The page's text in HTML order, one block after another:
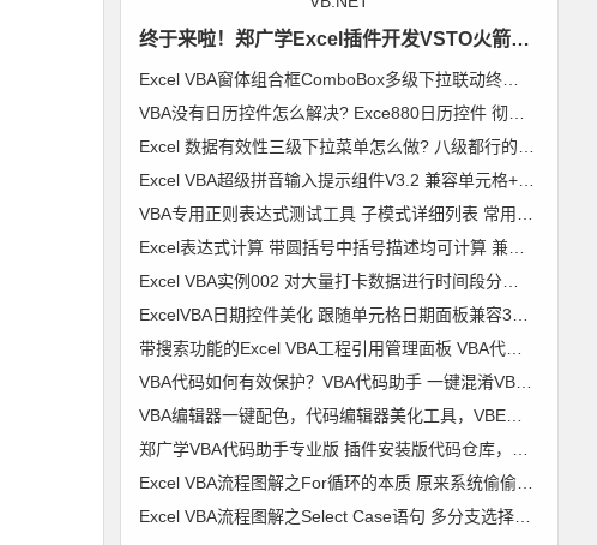
终于来啦！郑广学Excel插件开发VSTO火箭速成班-VB.NET
Excel VBA窗体组合框ComboBox多级下拉联动终极解决方案 无限级别逐级加载 类模块通用组件
VBA没有日历控件怎么解决? Exce880日历控件 彻底解决日历控件兼容问题 郑广学作品
Excel 数据有效性三级下拉菜单怎么做? 八级都行的无限级别下拉菜单级联列表 VBA通用组件使用说明
Excel VBA超级拼音输入提示组件V3.2 兼容单元格+控件+窗体 郑广学 VBA 拼音输入提示
VBA专用正则表达式测试工具 子模式详细列表 常用表达式及标准正则代码模块 郑广学 作品 图文
Excel表达式计算 带圆括号中括号描述均可计算 兼容64位Excel 支持超过255字符【VIP视频教程】VBA精彩实例006
Excel VBA实例002 对大量打卡数据进行时间段分组 考勤时间段划分【VIP视频教程】
ExcelVBA日期控件美化 跟随单元格日期面板兼容32位+64位及WPS 窗体 日历控件 窗体跟随单元格代码 图文
带搜索功能的Excel VBA工程引用管理面板 VBA代码助手专业版最新功能
VBA代码如何有效保护？VBA代码助手 一键混淆VBA代码 变成你自己也不认识的样子
VBA编辑器一键配色，代码编辑器美化工具，VBE颜色修改器 VBA颜色修改器 软件使用详解
郑广学VBA代码助手专业版 插件安装版代码仓库，代码管理，VBA代码对齐，代码排版，破解工程密码，隐藏模块，代码混淆，自动插入代码 兼容64
Excel VBA流程图解之For循环的本质 原来系统偷偷干了很多事
Excel VBA流程图解之Select Case语句 多分支选择的最佳选择